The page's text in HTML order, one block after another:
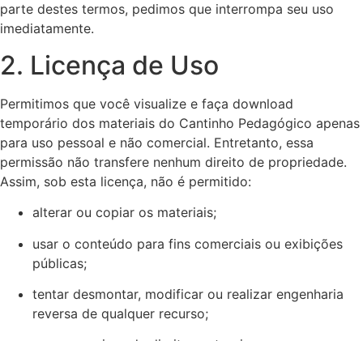
parte destes termos, pedimos que interrompa seu uso
imediatamente.
2. Licença de Uso
Permitimos que você visualize e faça download
temporário dos materiais do Cantinho Pedagógico apenas
para uso pessoal e não comercial. Entretanto, essa
permissão não transfere nenhum direito de propriedade.
Assim, sob esta licença, não é permitido:
alterar ou copiar os materiais;
usar o conteúdo para fins comerciais ou exibições
públicas;
tentar desmontar, modificar ou realizar engenharia
reversa de qualquer recurso;